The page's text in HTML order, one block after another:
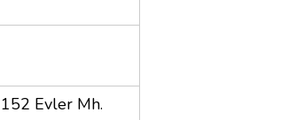
152 Evler Mh.